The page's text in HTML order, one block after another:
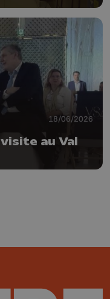
18/06/2026
au Val